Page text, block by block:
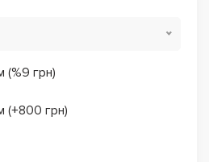
(%9 грн)
(+800 грн)